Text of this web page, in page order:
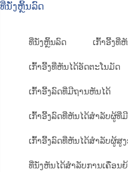
ທີ່ນັ່ງຫຼິ້ນລົດ
ທີ່ນັ່ງຫຼິ້ນລົດ ເກົ້າອີ້ງທີ່
ເກົ້າອີ້ງທີ່ຫັນໄດ້ອັດຕະໂນມັດ
ເກົ້າອີ້ງລົດທີ່ມີຖານຫັນໄດ້
ເກົ້າອີ້ງລົດທີ່ຫັນໄດ້ສຳລັບຜູ້ທີ່
ເກົ້າອີ້ງລົດທີ່ຫັນໄດ້ສຳລັບຜູ້ສູ
ທີ່ນັ່ງຫັນໄດ້ສຳລັບການເຄື່ອນ